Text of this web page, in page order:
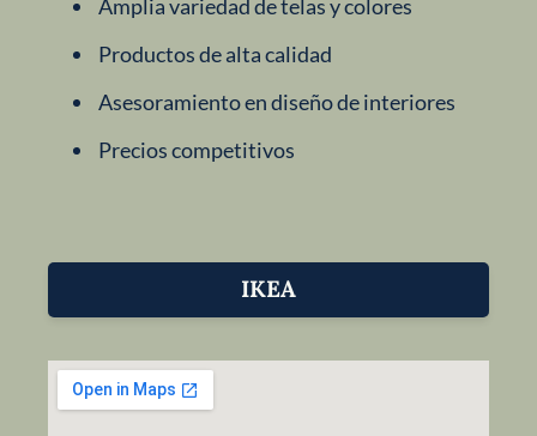
Amplia variedad de telas y colores
Productos de alta calidad
Asesoramiento en diseño de interiores
Precios competitivos
IKEA